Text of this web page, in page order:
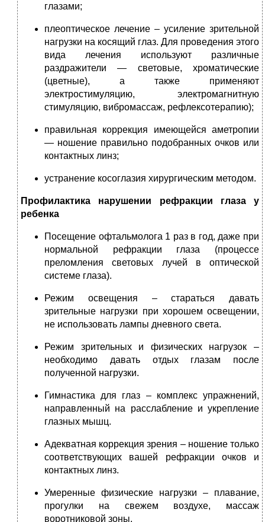
глазами;
плеоптическое лечение – усиление зрительной
нагрузки на косящий глаз. Для проведения этого
вида лечения используют различные
раздражители — световые, хроматические
(цветные), а также применяют
электростимуляцию, электромагнитную
стимуляцию, вибромассаж, рефлексотерапию);
правильная коррекция имеющейся аметропии
— ношение правильно подобранных очков или
контактных линз;
устранение косоглазия хирургическим методом.
Профилактика нарушении рефракции глаза у
ребенка
Посещение офтальмолога 1 раз в год, даже при
нормальной рефракции глаза (процессе
преломления световых лучей в оптической
системе глаза).
Режим освещения – стараться давать
зрительные нагрузки при хорошем освещении,
не использовать лампы дневного света.
Режим зрительных и физических нагрузок –
необходимо давать отдых глазам после
полученной нагрузки.
Гимнастика для глаз – комплекс упражнений,
направленный на расслабление и укрепление
глазных мышц.
Адекватная коррекция зрения – ношение только
соответствующих вашей рефракции очков и
контактных линз.
Умеренные физические нагрузки – плавание,
прогулки на свежем воздухе, массаж
воротниковой зоны.